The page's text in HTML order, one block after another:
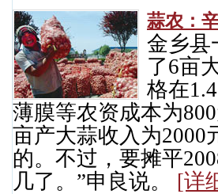
蒜农：
金乡县
了6亩
格在
薄膜等农资成本为
亩产大蒜收入为2000
的。不过，要摊平
几了。”申良说。 [详